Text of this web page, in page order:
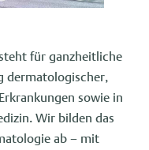
für ganzheitliche
dermatologischer,
sowie in
Wir bilden das
ab – mit